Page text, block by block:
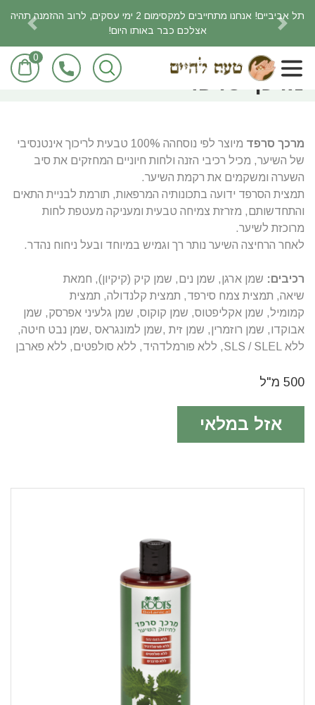
תל אביביים! אנחנו מתחייבים למקסימום 2 ימי עסקים, לרוב ההזמנה תהיה
אצלכם כבר באותו היום!
Next
0 ראשי מוצרי טיפוח
מרכך סרפד
מרכך סרפד
מיוצר לפי נוסחהה 100% טבעית לריכוך אינטנסיבי
של השיער, מכיל רכיבי הזנה ולחות חיוניים המחזקים את סיב
השערה ומשקמים את רקמת השיער.
תמצית הסרפד ידועה בתכונותיה המרפאות, תורמת לבניית התאים
והתחדשותם, מזרזת צמיחה טבעית ומעניקה מעטפת לחות
מרוכזת לשיער.
לאחר הרחיצה השיער נותר רך וגמיש במיוחד ובעל ניחוח נהדר.
רכיבים: שמן ארגן, שמן נים, שמן קיק (קיקיון), חמאת
שיאה, תמצית צמח סירפד, תמצית קלנדולה, תמצית
קמומיל, שמן אקליפטוס, שמן קוקוס, שמן גלעיני אפרסק, שמן
אבוקדו, שמן רוזמרין, שמן זית ,שמן למונגראס ,שמן נבט חיטה,
ללא SLS / SLEL, ללא פורמלדהיד, ללא סולפטים, ללא פארבן
500 מ"ל
אזל במלאי